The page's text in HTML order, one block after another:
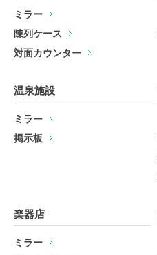
ミラー
陳列ケース
対面カウンター
温泉施設
ミラー
掲示板
楽器店
ミラー